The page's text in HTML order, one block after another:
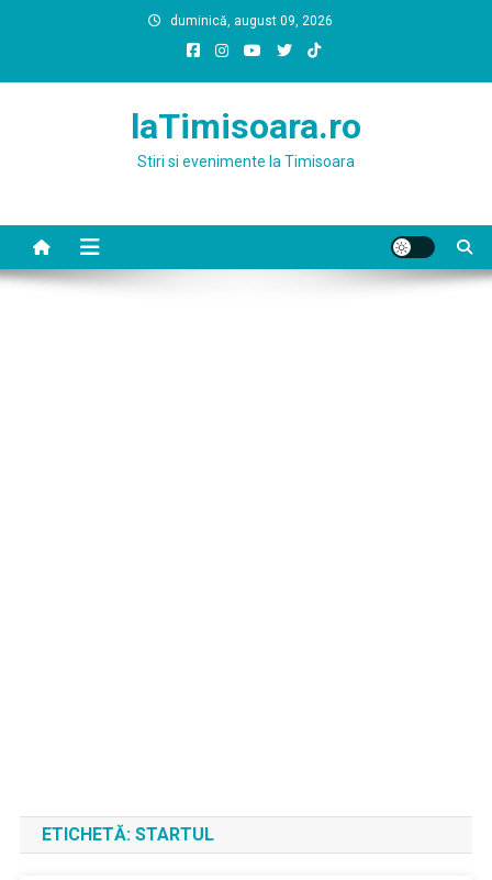
duminică, august 09, 2026
laTimisoara.ro
Stiri si evenimente la Timisoara
ETICHETĂ: STARTUL